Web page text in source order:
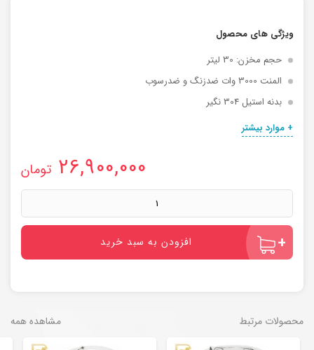
ویژگی های محصول
حجم مخزن: 30 لیتر
المنت 3000 وات ضدزنگ و ضدرسوب
بدنه استیل 304 نگیر
+ موارد بیشتر
26,900,000 تومان
سماور
ترک
30
لیتری
عدد افزودن به سبد خرید
محصولات مرتبط مشاهده همه